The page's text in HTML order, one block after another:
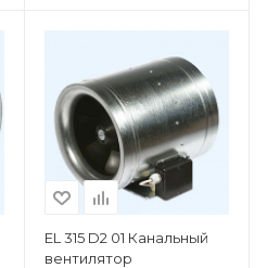
EL 315 D2 01 Канальный
вентилятор